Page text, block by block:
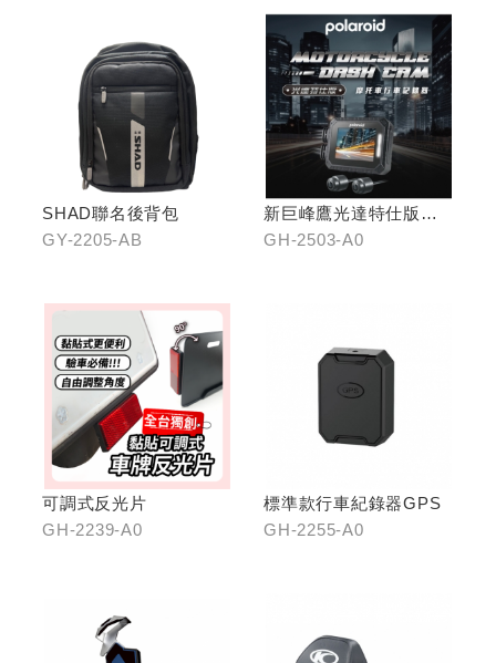
SHAD聯名後背包
GY-2205-AB
新巨峰鷹光達特仕版行
車紀錄器
GH-2503-A0
可調式反光片
GH-2239-A0
標準款行車紀錄器GPS
GH-2255-A0